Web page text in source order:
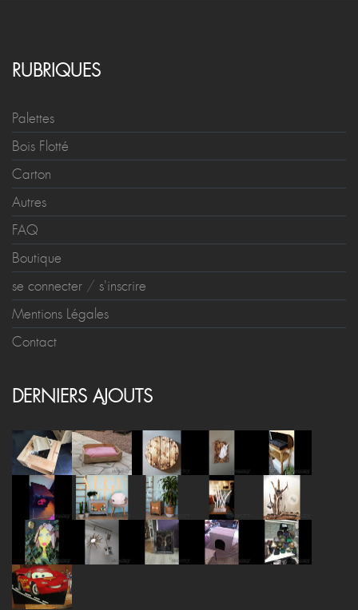
RUBRIQUES
Palettes
Bois Flotté
Carton
Autres
FAQ
Boutique
se connecter / s'inscrire
Mentions Légales
Contact
DERNIERS AJOUTS